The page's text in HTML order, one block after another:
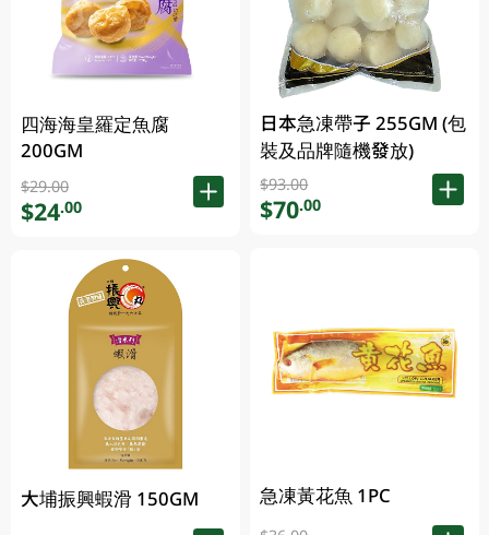
四海海皇羅定魚腐
200GM
$29.00
$24.00
大埔振興蝦滑 150GM
日本急凍帶子 255GM (包
裝及品牌隨機發放)
$93.00
$70.00
急凍黃花魚 1PC